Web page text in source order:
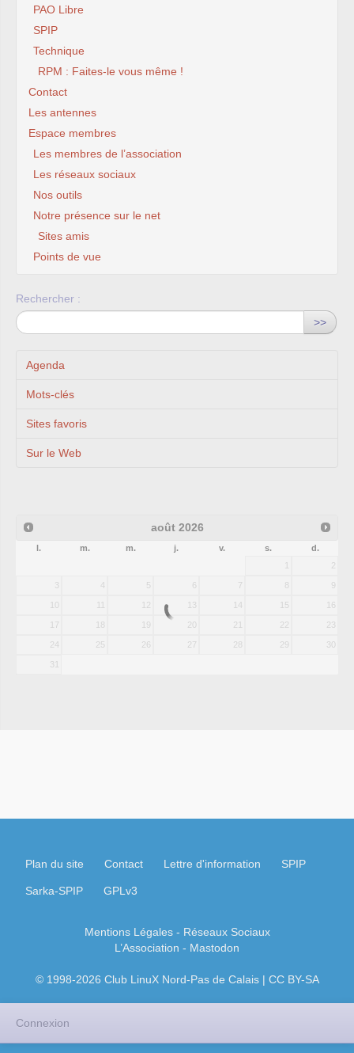
PAO Libre
SPIP
Technique
RPM : Faites-le vous même !
Contact
Les antennes
Espace membres
Les membres de l’association
Les réseaux sociaux
Nos outils
Notre présence sur le net
Sites amis
Points de vue
Rechercher :
>>
Agenda
Mots-clés
Sites favoris
Sur le Web
août 2026
l. m. m. j. v. s.
d.
1
2
3 4 5 6 7 8 9
10 11 12 13 14 15 16
17 18 19 20 21 22 23
24 25 26 27 28 29 30
31
Plan du site Contact Lettre d'information SPIP
Sarka-SPIP GPLv3
Mentions Légales- Réseaux Sociaux
L’Association - Mastodon
© 1998-2026 Club LinuX Nord-Pas de Calais | CC BY-SA
Connexion